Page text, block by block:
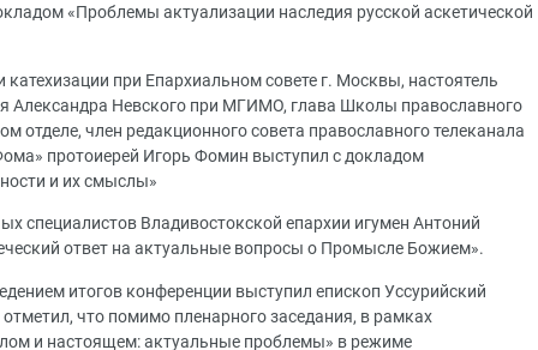
«Проблемы актуализации наследия русской аскетической
при Епархиальном совете г. Москвы, настоятель
Александра Невского при МГИМО, глава Школы православного
отделе, член редакционного совета православного телеканала
протоиерей Игорь Фомин выступил с докладом
и их смыслы»
специалистов Владивостокской епархии игумен Антоний
ответ на актуальные вопросы о Промысле Божием».
итогов конференции выступил епископ Уссурийский
что помимо пленарного заседания, в рамках
и настоящем: актуальные проблемы» в режиме